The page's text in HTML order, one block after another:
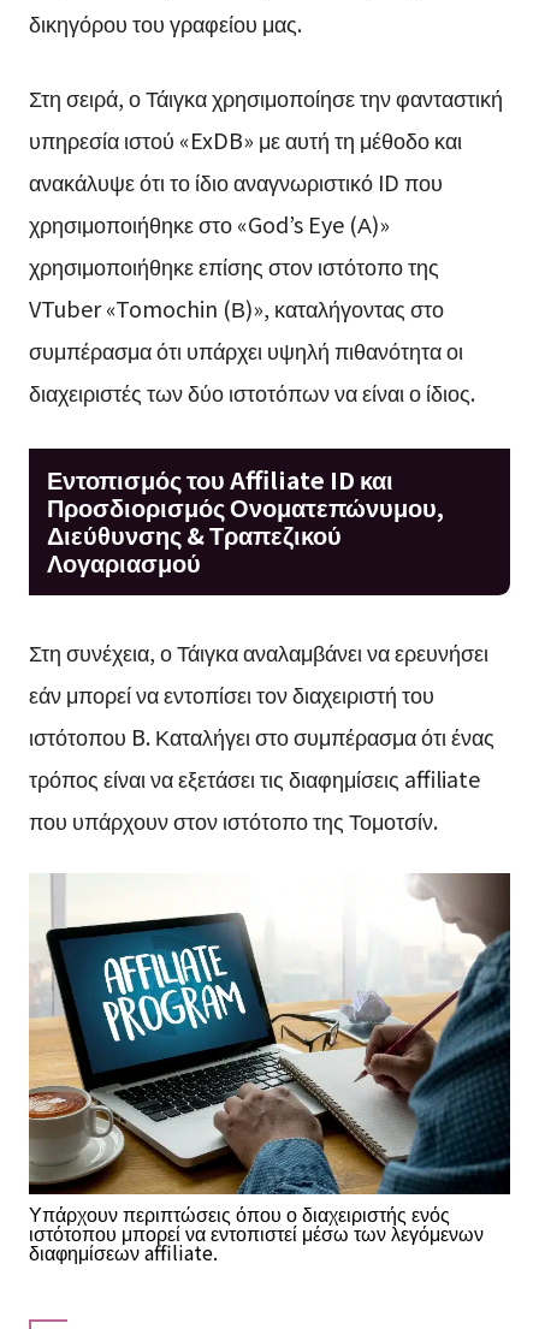
δικηγόρου του γραφείου μας.
Στη σειρά, ο Τάιγκα χρησιμοποίησε την φανταστική
υπηρεσία ιστού «ExDB» με αυτή τη μέθοδο και
ανακάλυψε ότι το ίδιο αναγνωριστικό ID που
χρησιμοποιήθηκε στο «God’s Eye (Α)»
χρησιμοποιήθηκε επίσης στον ιστότοπο της
VTuber «Tomochin (Β)», καταλήγοντας στο
συμπέρασμα ότι υπάρχει υψηλή πιθανότητα οι
διαχειριστές των δύο ιστοτόπων να είναι ο ίδιος.
Εντοπισμός του Affiliate ID και
Προσδιορισμός Ονοματεπώνυμου,
Διεύθυνσης & Τραπεζικού
Λογαριασμού
Στη συνέχεια, ο Τάιγκα αναλαμβάνει να ερευνήσει
εάν μπορεί να εντοπίσει τον διαχειριστή του
ιστότοπου B. Καταλήγει στο συμπέρασμα ότι ένας
τρόπος είναι να εξετάσει τις διαφημίσεις affiliate
που υπάρχουν στον ιστότοπο της Τομοτσίν.
Υπάρχουν περιπτώσεις όπου ο διαχειριστής ενός
ιστότοπου μπορεί να εντοπιστεί μέσω των λεγόμενων
διαφημίσεων affiliate.